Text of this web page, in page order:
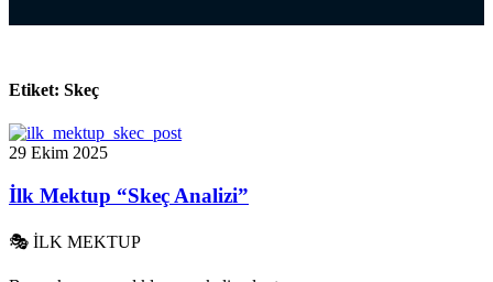
Etiket: Skeç
29 Ekim 2025
İlk Mektup “Skeç Analizi”
🎭 İLK MEKTUP